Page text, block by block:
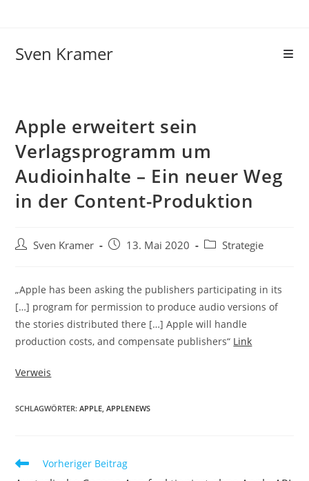
Sven Kramer
Apple erweitert sein
Verlagsprogramm um
Audioinhalte – Ein neuer Weg
in der Content-Produktion
Sven Kramer 13. Mai 2020 Strategie
„Apple has been asking the publishers participating in its
[…] program for permission to produce audio versions of
the stories distributed there […] Apple will handle
production costs, and compensate publishers“ Link
Verweis
SCHLAGWÖRTER:APPLE, APPLENEWS
Vorheriger Beitrag